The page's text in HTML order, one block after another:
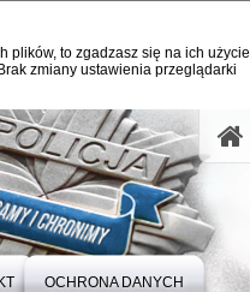
plików, to zgadzasz się na ich użycie
zmiany ustawienia przeglądarki
OCHRONA DANYCH